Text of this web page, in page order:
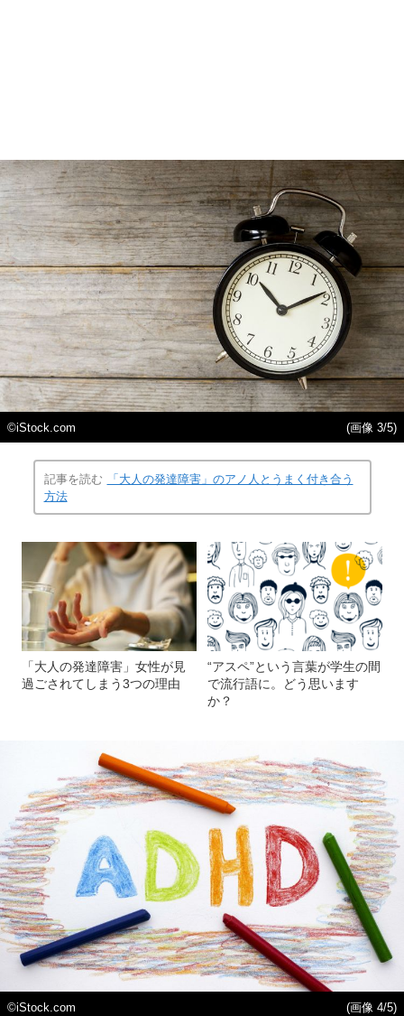
©iStock.com (画像 3/5)
記事を読む
「大人の発達障害」のアノ人とうまく付き合う
方法
「大人の発達障害」女性が見
過ごされてしまう3つの理由
“アスペ”という言葉が学生の間
で流行語に。どう思います
か？
©iStock.com
(画像 4/5)